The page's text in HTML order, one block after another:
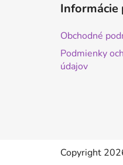
Informácie
Obchodné
Podmienky
údajov
Copyright